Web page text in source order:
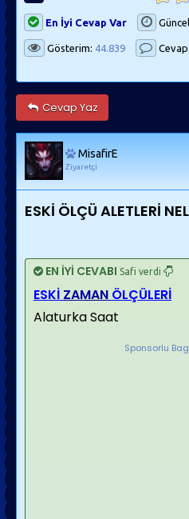
En İyi Cevap Var
Gösterim: 44.839 Cevap:
Cevap Yaz
MisafirE
Ziyaretçi
ESKİ ÖLÇÜ ALETLERİ
EN İYİ CEVABI Safi verdi
ESKİ ZAMAN ÖLÇÜLERİ
Alaturka Saat
Sponsorlu